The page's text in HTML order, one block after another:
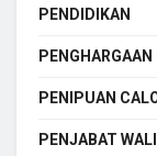
PENDIDIKAN
PENGHARGAAN
PENIPUAN
PENJABAT